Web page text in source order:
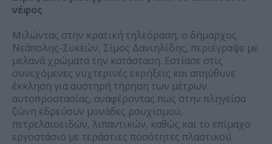
νέφος
Μιλώντας στην κρατική τηλεόραση, ο δήμαρχος
Νεάπολης-Συκεών, Σίμος Δανιηλίδης, περιέγραψε με
μελανά χρώματα την κατάσταση. Εστίασε στις
συνεχόμενες νυχτερινές εκρήξεις και απηύθυνε
έκκληση για αυστηρή τήρηση των μέτρων
αυτοπροστασίας, αναφέροντας πως στην πληγείσα
ζώνη εδρεύουν μονάδες ρουχισμού,
πετρελαιοειδών, λιπαντικών, καθώς και το επίμαχο
εργοστάσιο με τεράστιες ποσότητες πλαστικού.